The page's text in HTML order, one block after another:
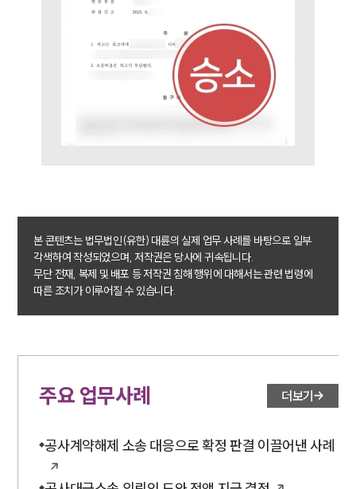
본 콘텐츠는 법무법인(유한) 대륜의 실제 업무 사례를 바탕으로 일부
각색하여 작성되었으며, 저작권은 당사에 귀속됩니다.
무단 전재, 복제 및 배포 등 저작권 침해 행위에 대해서는 관련 법령에
따른 조치가 이루어질 수 있습니다.
주요 업무사례 더보기
공사계약해제 소송 대응으로 확정 판결 이끌어낸 사례